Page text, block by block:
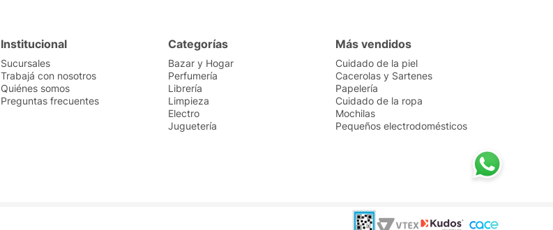
Institucional
Sucursales
Trabajá con nosotros
Quiénes somos
Preguntas frecuentes
Categorías
Bazar y Hogar
Perfumería
Librería
Limpieza
Electro
Juguetería
Más vendidos
Cuidado de la piel
Cacerolas y Sartenes
Papelería
Cuidado de la ropa
Mochilas
Pequeños electrodomésticos